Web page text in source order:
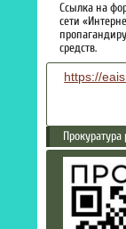
Ссылка на
сети
средств.
https://
Прокуратура